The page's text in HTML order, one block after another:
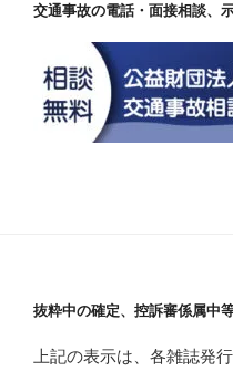
交通事故の電話・面接相談、
抜粋中の確定、控訴審係属中
上記の表示は、各雑誌発